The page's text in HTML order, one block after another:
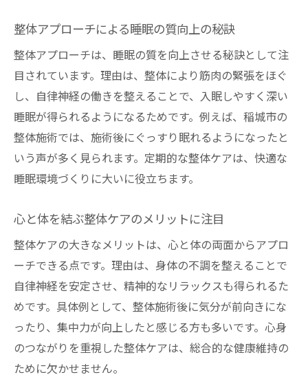
整体アプローチによる睡眠の質向上の秘訣
整体アプローチは、睡眠の質を向上させる秘訣として注
目されています。理由は、整体により筋肉の緊張をほぐ
し、自律神経の働きを整えることで、入眠しやすく深い
睡眠が得られるようになるためです。例えば、稲城市の
整体施術では、施術後にぐっすり眠れるようになったと
いう声が多く見られます。定期的な整体ケアは、快適な
睡眠環境づくりに大いに役立ちます。
心と体を結ぶ整体ケアのメリットに注目
整体ケアの大きなメリットは、心と体の両面からアプロ
ーチできる点です。理由は、身体の不調を整えることで
自律神経を安定させ、精神的なリラックスも得られるた
めです。具体例として、整体施術後に気分が前向きにな
ったり、集中力が向上したと感じる方も多いです。心身
のつながりを重視した整体ケアは、総合的な健康維持の
ために欠かせません。